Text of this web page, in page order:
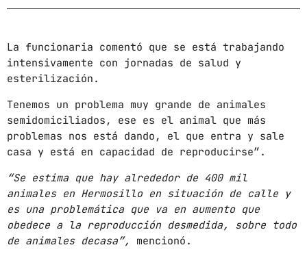
agosto 2024
junio 2024
abril 2024
marzo 2024
CATEGORÍAS
La funcionaria comentó que se está trabajando
intensivamente con jornadas de salud y
esterilización.
Tenemos un problema muy grande de animales
semidomiciliados, ese es el animal que más
problemas nos está dando, el que entra y sale
casa y está en capacidad de reproducirse”.
“Se estima que hay alrededor de 400 mil
animales en Hermosillo en situación de calle y
es una problemática que va en aumento que
obedece a la reproducción desmedida, sobre todo
de animales decasa”,
mencionó.